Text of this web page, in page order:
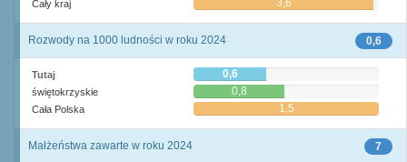
Cały kraj 3,6
0,6
Rozwody na 1000 ludności w roku 2024
Tutaj 0,6
świętokrzyskie 0,8
Cała Polska 1,5
7
Małżeństwa zawarte w roku 2024